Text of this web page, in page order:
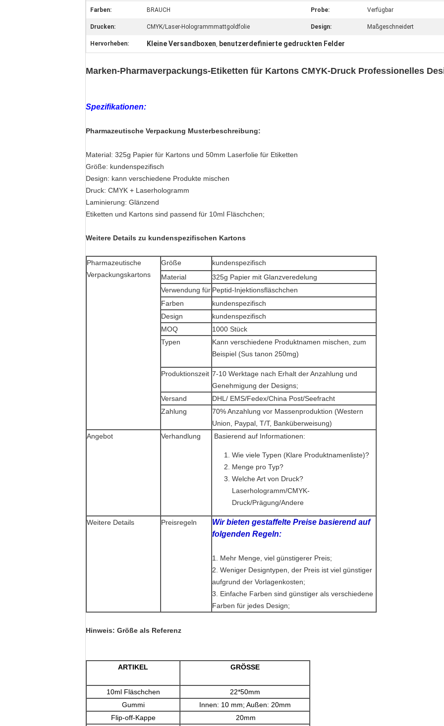
Farben: BRAUCH Probe: Verfügbar
Drucken: CMYK/Laser-Hologrammmattgoldfolie Design: Maßgeschneidert
Hervorheben: Kleine Versandboxen, benutzerdefinierte gedruckten Felder
Marken-Pharmaverpackungs-Etiketten für Kartons CMYK-Druck Professionelles
Spezifikationen:
Pharmazeutische Verpackung Musterbeschreibung:
Material: 325g Papier für Kartons und 50mm Laserfolie für Etiketten
Größe: kundenspezifisch
Design: kann verschiedene Produkte mischen
Druck: CMYK + Laserhologramm
Laminierung: Glänzend
Etiketten und Kartons sind passend für 10ml Fläschchen;
Weitere Details zu kundenspezifischen Kartons
Pharmazeutische
Verpackungskartons
Größe
kundenspezifisch
Material
325g Papier mit Glanzveredelung
Verwendung für Peptid-Injektionsfläschchen
Farben
kundenspezifisch
Design
kundenspezifisch
MOQ
1000 Stück
Typen
Kann verschiedene Produktnamen mischen, zum
Beispiel (Sus tanon 250mg)
Produktionszeit 7-10 Werktage nach Erhalt der Anzahlung und
Genehmigung der Designs;
Versand
DHL/ EMS/Fedex/China Post/Seefracht
Zahlung
70% Anzahlung vor Massenproduktion (Western
Union, Paypal, T/T, Banküberweisung)
Angebot
Verhandlung Basierend auf Informationen:
Wie viele Typen (Klare Produktnamenliste)?
Menge pro Typ?
Welche Art von Druck?
Laserhologramm/CMYK-
Druck/Prägung/Andere
Weitere Details Preisregeln
Wir bieten gestaffelte Preise basierend auf
folgenden Regeln:
1. Mehr Menge, viel günstigerer Preis;
2. Weniger Designtypen, der Preis ist viel günstiger
aufgrund der Vorlagenkosten;
3. Einfache Farben sind günstiger als verschiedene
Farben für jedes Design;
Hinweis: Größe als Referenz
ARTIKEL GRÖSSE
10ml Fläschchen
22*50mm
Gummi
Innen: 10 mm; Außen: 20mm
Flip-off-Kappe
20mm